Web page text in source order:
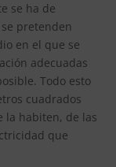
se ha de
pretenden
en el que se
adecuadas
Todo esto
cuadrados
la habiten, de las
que